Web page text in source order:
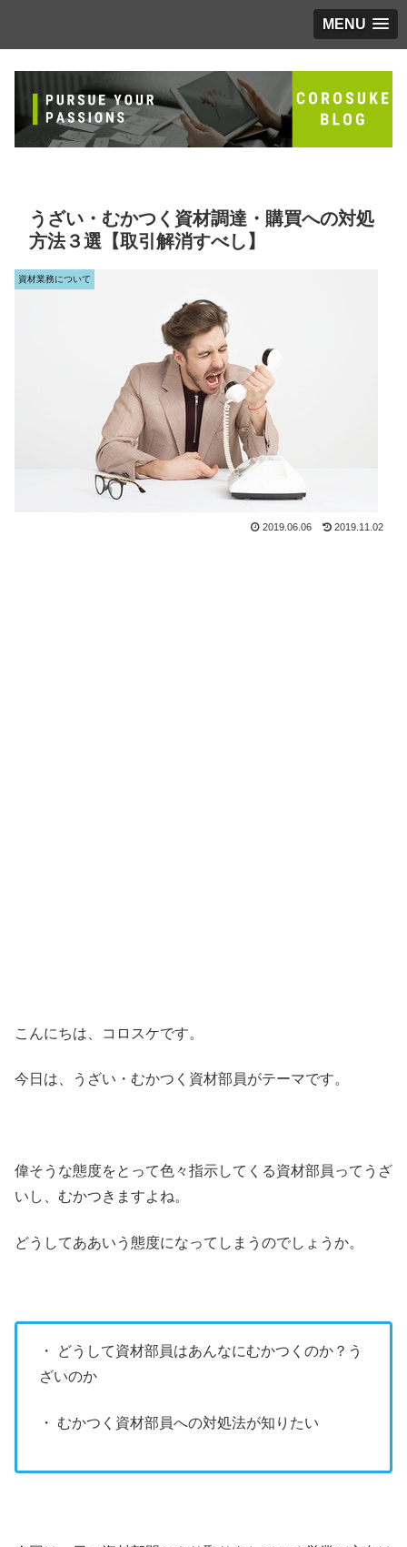
MENU
うざい・むかつく資材調達・購買への対処
方法３選【取引解消すべし】
資材業務について
2019.06.06 2019.11.02
こんにちは、コロスケです。
今日は、うざい・むかつく資材部員がテーマです。
偉そうな態度をとって色々指示してくる資材部員ってうざ
いし、むかつきますよね。
どうしてああいう態度になってしまうのでしょうか。
・ どうして資材部員はあんなにむかつくのか？う
ざいのか
・ むかつく資材部員への対処法が知りたい